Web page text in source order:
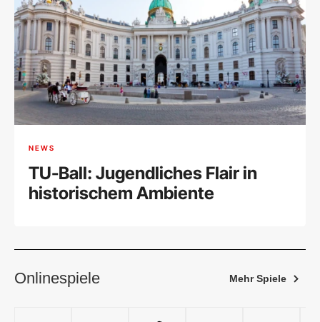
NEWS
TU-Ball: Jugendliches Flair in
historischem Ambiente
Onlinespiele Mehr Spiele